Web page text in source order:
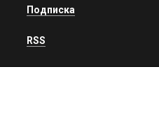
Подписка
RSS